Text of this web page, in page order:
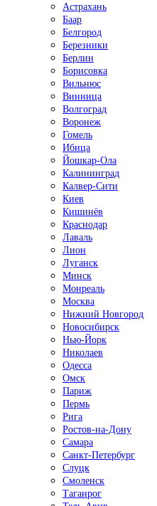
Астрахань
Баар
Белгород
Березники
Берлин
Борисовка
Вильнюс
Винница
Волгоград
Воронеж
Гомель
Ибица
Йошкар-Ола
Калининград
Калвер-Сити
Киев
Кишинёв
Краснодар
Лаваль
Лион
Луганск
Минск
Монреаль
Москва
Нижний Новгород
Новосибирск
Нью-Йорк
Николаев
Одесса
Омск
Париж
Пермь
Рига
Ростов-на-Дону
Самара
Санкт-Петербург
Слуцк
Смоленск
Таганрог